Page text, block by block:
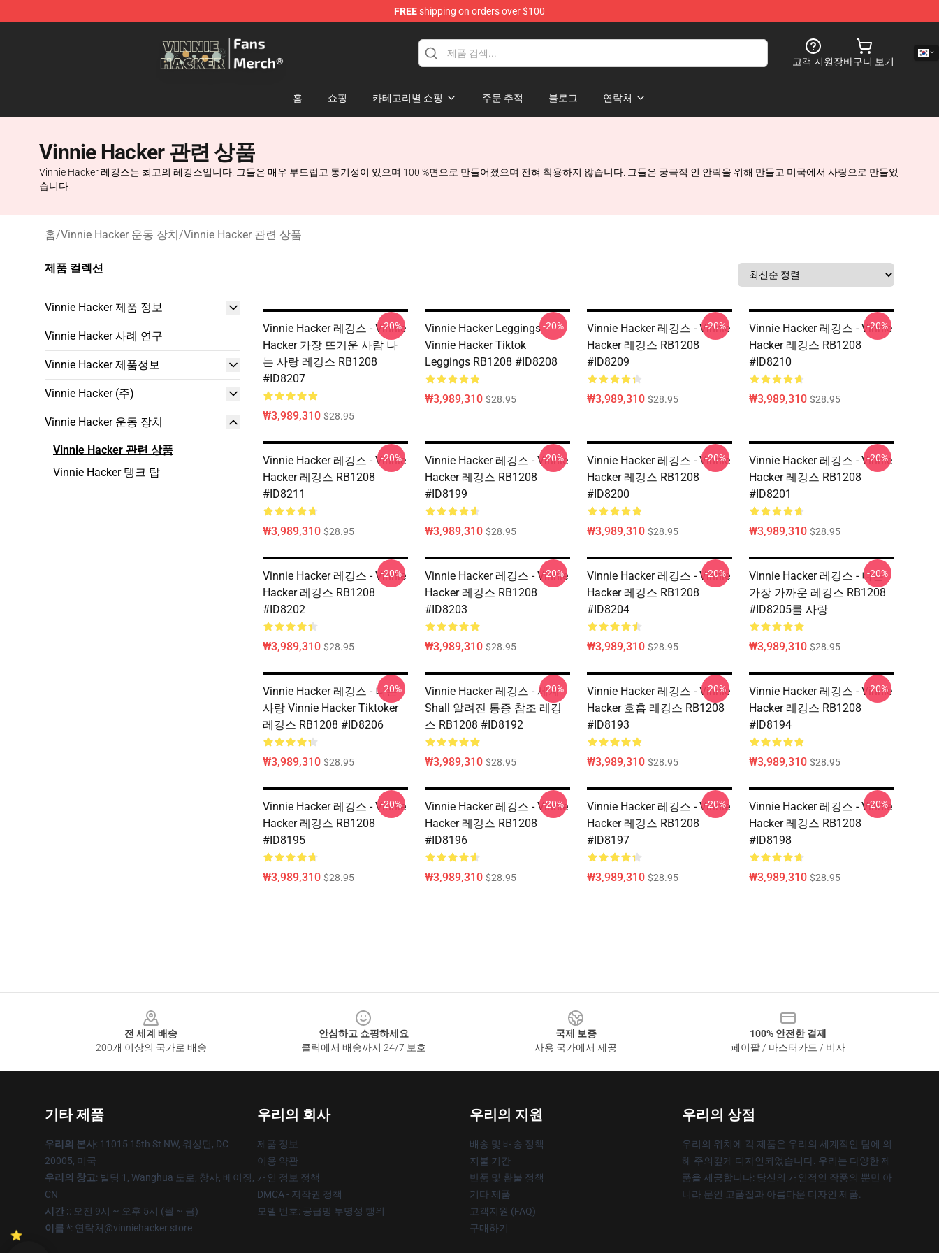
FREEshipping on orders over $100
고객 지원장바구니 보기
홈 쇼핑 카테고리별 쇼핑 주문 추적 블로그 연락처
Vinnie Hacker 관련 상품
Vinnie Hacker 레깅스는 최고의 레깅스입니다. 그들은 매우 부드럽고 통기성이 있으며 100 %면으로 만들어졌으며 전혀 착용하지 않습니다. 그들은 궁극적 인 안락을 위해 만들고 미국에서 사랑으로 만들었
습니다.
홈/Vinnie Hacker 운동 장치/Vinnie Hacker 관련 상품
제품 컬렉션
Vinnie Hacker 제품 정보
Vinnie Hacker 사례 연구
Vinnie Hacker 제품정보
Vinnie Hacker (주)
Vinnie Hacker 운동 장치
Vinnie Hacker 관련 상품
Vinnie Hacker 탱크 탑
Vinnie Hacker 레깅스 - Vinnie
Hacker 가장 뜨거운 사람 나
는 사랑 레깅스 RB1208
#ID8207
₩3,989,310 $28.95
-20%
Vinnie Hacker Leggings -
Vinnie Hacker Tiktok
Leggings RB1208 #ID8208
₩3,989,310 $28.95
-20%
Vinnie Hacker 레깅스 - Vinnie
Hacker 레깅스 RB1208
#ID8209
₩3,989,310 $28.95
-20%
Vinnie Hacker 레깅스 - Vinnie
Hacker 레깅스 RB1208
#ID8210
₩3,989,310 $28.95
-20%
Vinnie Hacker 레깅스 - Vinnie
Hacker 레깅스 RB1208
#ID8211
₩3,989,310 $28.95
-20%
Vinnie Hacker 레깅스 - Vinnie
Hacker 레깅스 RB1208
#ID8199
₩3,989,310 $28.95
-20%
Vinnie Hacker 레깅스 - Vinnie
Hacker 레깅스 RB1208
#ID8200
₩3,989,310 $28.95
-20%
Vinnie Hacker 레깅스 - Vinnie
Hacker 레깅스 RB1208
#ID8201
₩3,989,310 $28.95
-20%
Vinnie Hacker 레깅스 - Vinnie
Hacker 레깅스 RB1208
#ID8202
₩3,989,310 $28.95
-20%
Vinnie Hacker 레깅스 - Vinnie
Hacker 레깅스 RB1208
#ID8203
₩3,989,310 $28.95
-20%
Vinnie Hacker 레깅스 - Vinnie
Hacker 레깅스 RB1208
#ID8204
₩3,989,310 $28.95
-20%
Vinnie Hacker 레깅스 - 나는
가장 가까운 레깅스 RB1208
#ID8205를 사랑
₩3,989,310 $28.95
-20%
Vinnie Hacker 레깅스 - 나는
사랑 Vinnie Hacker Tiktoker
레깅스 RB1208 #ID8206
₩3,989,310 $28.95
-20%
Vinnie Hacker 레깅스 - 세계
Shall 알려진 통증 참조 레깅
스 RB1208 #ID8192
₩3,989,310 $28.95
-20%
Vinnie Hacker 레깅스 - Vinnie
Hacker 호흡 레깅스 RB1208
#ID8193
₩3,989,310 $28.95
-20%
Vinnie Hacker 레깅스 - Vinnie
Hacker 레깅스 RB1208
#ID8194
₩3,989,310 $28.95
-20%
Vinnie Hacker 레깅스 - Vinnie
Hacker 레깅스 RB1208
#ID8195
₩3,989,310 $28.95
-20%
Vinnie Hacker 레깅스 - Vinnie
Hacker 레깅스 RB1208
#ID8196
₩3,989,310 $28.95
-20%
Vinnie Hacker 레깅스 - Vinnie
Hacker 레깅스 RB1208
#ID8197
₩3,989,310 $28.95
-20%
Vinnie Hacker 레깅스 - Vinnie
Hacker 레깅스 RB1208
#ID8198
₩3,989,310 $28.95
-20%
전 세계 배송
200개 이상의 국가로 배송
안심하고 쇼핑하세요
클릭에서 배송까지 24/7 보호
국제 보증
사용 국가에서 제공
100% 안전한 결제
페이팔 / 마스터카드 / 비자
기타 제품
우리의 본사: 11015 15th St NW, 워싱턴, DC
20005, 미국
우리의 창고: 빌딩 1, Wanghua 도로, 창사, 베이징,
CN
시간 :: 오전 9시 ~ 오후 5시 (월 ~ 금)
이름 *: 연락처@vinniehacker.store
우리의 회사
제품 정보
이용 약관
개인 정보 정책
DMCA - 저작권 정책
모델 번호: 공급망 투명성 행위
우리의 지원
배송 및 배송 정책
지불 기간
반품 및 환불 정책
기타 제품
고객지원 (FAQ)
구매하기
우리의 상점
우리의 위치에 각 제품은 우리의 세계적인 팀에 의
해 주의깊게 디자인되었습니다. 우리는 다양한 제
품을 제공합니다: 당신의 개인적인 작풍의 뿐만 아
니라 문인 고품질과 아름다운 디자인 제품.